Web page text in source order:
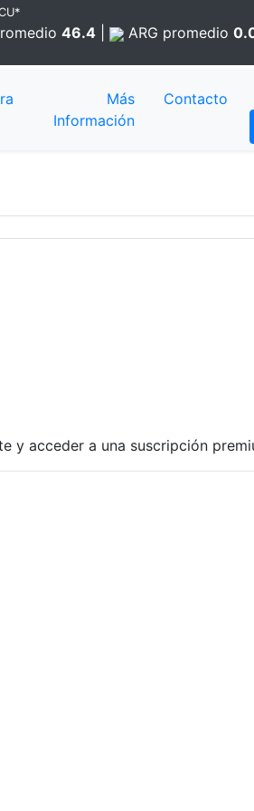
46.4 ARG promedio
Más
Información
Contacto
y acceder a una suscripción